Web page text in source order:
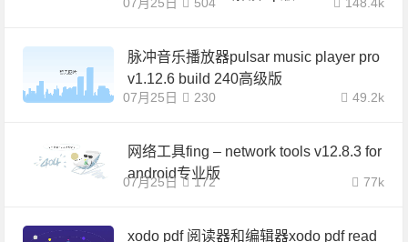
脉冲音乐播放器pulsar music player pro
v1.12.6 build 240高级版
07月25日 49.2k
230
网络工具fing – network tools v12.8.3 for
android专业版
07月25日 77k
172
xodo pdf 阅读器和编辑器xodo pdf read